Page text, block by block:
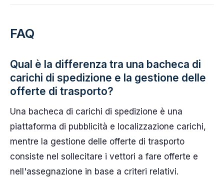
FAQ
Qual è la differenza tra una bacheca di
carichi di spedizione e la gestione delle
offerte di trasporto?
Una bacheca di carichi di spedizione è una
piattaforma di pubblicità e localizzazione carichi,
mentre la gestione delle offerte di trasporto
consiste nel sollecitare i vettori a fare offerte e
nell'assegnazione in base a criteri relativi.